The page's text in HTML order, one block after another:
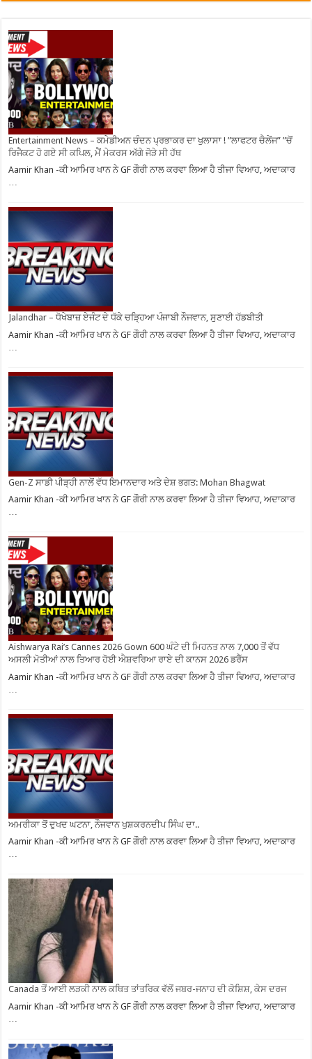
Entertainment News – ਕਮੇਡੀਅਨ ਚੰਦਨ ਪ੍ਰਭਾਕਰ ਦਾ ਖੁਲਾਸਾ ! ”ਲਾਫਟਰ ਚੈਲੇਂਜ” ”ਚੋਂ
ਰਿਜੈਕਟ ਹੋ ਗਏ ਸੀ ਕਪਿਲ, ਮੈਂ ਮੇਕਰਸ ਅੱਗੇ ਜੋੜੇ ਸੀ ਹੱਥ
Aamir Khan -ਕੀ ਆਮਿਰ ਖਾਨ ਨੇ GF ਗੌਰੀ ਨਾਲ ਕਰਵਾ ਲਿਆ ਹੈ ਤੀਜਾ ਵਿਆਹ, ਅਦਾਕਾਰ
…
Jalandhar – ਧੋਖੇਬਾਜ਼ ਏਜੰਟ ਦੇ ਧੱਕੇ ਚੜ੍ਹਿਆ ਪੰਜਾਬੀ ਨੌਜਵਾਨ, ਸੁਣਾਈ ਹੱਡਬੀਤੀ
Aamir Khan -ਕੀ ਆਮਿਰ ਖਾਨ ਨੇ GF ਗੌਰੀ ਨਾਲ ਕਰਵਾ ਲਿਆ ਹੈ ਤੀਜਾ ਵਿਆਹ, ਅਦਾਕਾਰ
Gen-Z ਸਾਡੀ ਪੀੜ੍ਹੀ ਨਾਲੋਂ ਵੱਧ ਇਮਾਨਦਾਰ ਅਤੇ ਦੇਸ਼ ਭਗਤ: Mohan Bhagwat
Aamir Khan -ਕੀ ਆਮਿਰ ਖਾਨ ਨੇ GF ਗੌਰੀ ਨਾਲ ਕਰਵਾ ਲਿਆ ਹੈ ਤੀਜਾ ਵਿਆਹ, ਅਦਾਕਾਰ
…
Aishwarya Rai’s Cannes 2026 Gown 600 ਘੰਟੇ ਦੀ ਮਿਹਨਤ ਨਾਲ 7,000 ਤੋਂ ਵੱਧ
ਅਸਲੀ ਮੋਤੀਆਂ ਨਾਲ ਤਿਆਰ ਹੋਈ ਐਸ਼ਵਰਿਆ ਰਾਏ ਦੀ ਕਾਨਸ 2026 ਡਰੈੱਸ
Aamir Khan -ਕੀ ਆਮਿਰ ਖਾਨ ਨੇ GF ਗੌਰੀ ਨਾਲ ਕਰਵਾ ਲਿਆ ਹੈ ਤੀਜਾ ਵਿਆਹ, ਅਦਾਕਾਰ
ਅਮਰੀਕਾ ਤੋਂ ਦੁਖਦ ਘਟਨਾ, ਨੌਜਵਾਨ ਖੁਸ਼ਕਰਨਦੀਪ ਸਿੰਘ ਦਾ..
Aamir Khan -ਕੀ ਆਮਿਰ ਖਾਨ ਨੇ GF ਗੌਰੀ ਨਾਲ ਕਰਵਾ ਲਿਆ ਹੈ ਤੀਜਾ ਵਿਆਹ, ਅਦਾਕਾਰ
…
Canada ਤੋਂ ਆਈ ਲੜਕੀ ਨਾਲ ਕਥਿਤ ਤਾਂਤਰਿਕ ਵੱਲੋਂ ਜਬਰ-ਜਨਾਹ ਦੀ ਕੋਸ਼ਿਸ਼, ਕੇਸ ਦਰਜ
Aamir Khan -ਕੀ ਆਮਿਰ ਖਾਨ ਨੇ GF ਗੌਰੀ ਨਾਲ ਕਰਵਾ ਲਿਆ ਹੈ ਤੀਜਾ ਵਿਆਹ, ਅਦਾਕਾਰ